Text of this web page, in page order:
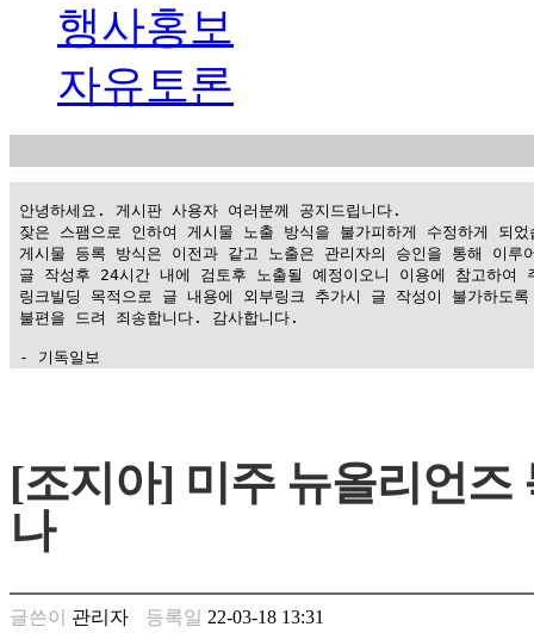
행사홍보
자유토론
안녕하세요. 게시판 사용자 여러분께 공지드립니다.
잦은 스팸으로 인하여 게시물 노출 방식을 불가피하게 수정하게 되었
게시물 등록 방식은 이전과 같고 노출은 관리자의 승인을 통해 이루
글 작성후 24시간 내에 검토후 노출될 예정이오니 이용에 참고하여
링크빌딩 목적으로 글 내용에 외부링크 추가시 글 작성이 불가하도
불편을 드려 죄송합니다. 감사합니다.
- 기독일보
남
찾
기
은
링
크
[조지아] 미주 뉴올리언즈
나
글쓴이 관리자 등록일 22-03-18 13:31